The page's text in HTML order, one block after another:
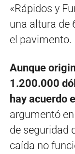
«Rápidos y
una altura de
el pavimento.
Aunque
1.200.000
hay acuerdo
argumentó
de seguridad
caída no